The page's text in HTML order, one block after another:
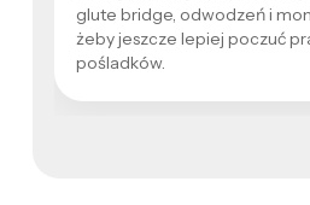
glute bridge, odwodzeń i
żeby jeszcze lepiej poczuć
pośladków.